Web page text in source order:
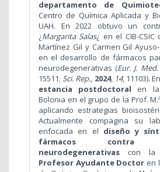
departamento de
Centro de Química Aplicada y
UAH. En 2022 obtuvo un
¿Margarita Salas¿ en el CIB-
Martínez Gil y Carmen Gil
en el desarrollo de fármacos
neurodegenerativas (Eur. J.
15511;Sci. Rep., 2024, 14, 11103).
estancia postdoctoral en la
Bolonia en el grupo de la Prof.
aplicando estrategias
Actualmente compagina su
enfocada en el diseño y
fármacos contra
neurodegenerativas con la
Profesor Ayudante Doctor en